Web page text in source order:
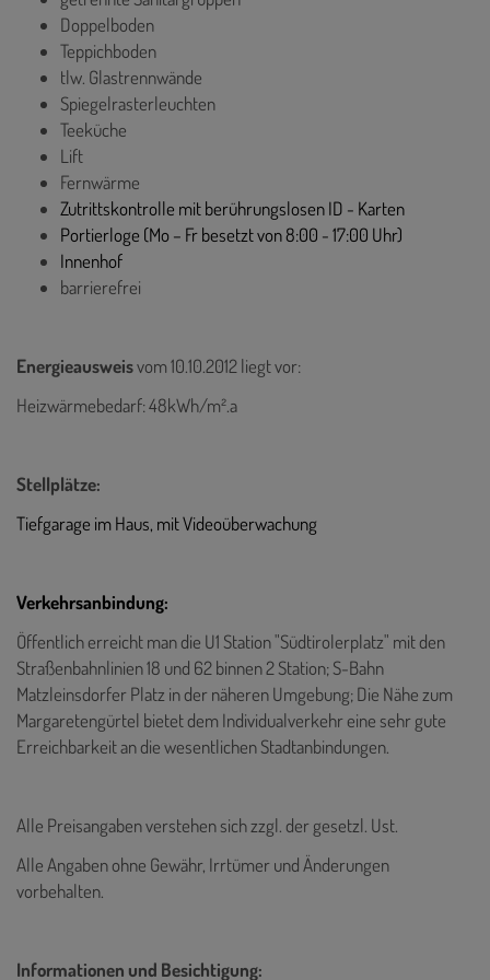
Doppelboden
Teppichboden
tlw. Glastrennwände
Spiegelrasterleuchten
Teeküche
Lift
Fernwärme
Zutrittskontrolle mit berührungslosen ID - Karten
Portierloge (Mo – Fr besetzt von 8:00 - 17:00 Uhr)
Innenhof
barrierefrei
Energieausweisvom 10.10.2012liegt vor:
Heizwärmebedarf: 48kWh/m².a
Stellplätze:
Tiefgarage im Haus, mit Videoüberwachung
Verkehrsanbindung:
Öffentlich erreicht man die U1 Station "Südtirolerplatz" mit den
Straßenbahnlinien 18 und 62 binnen 2 Station; S-Bahn
Matzleinsdorfer Platz in der näheren Umgebung; Die Nähe zum
Margaretengürtel bietet dem Individualverkehr eine sehr gute
Erreichbarkeit an die wesentlichen Stadtanbindungen.
Alle Preisangaben verstehen sich zzgl. der gesetzl. Ust.
Alle Angaben ohne Gewähr, Irrtümer und Änderungen
vorbehalten.
Informationen und Besichtigung: